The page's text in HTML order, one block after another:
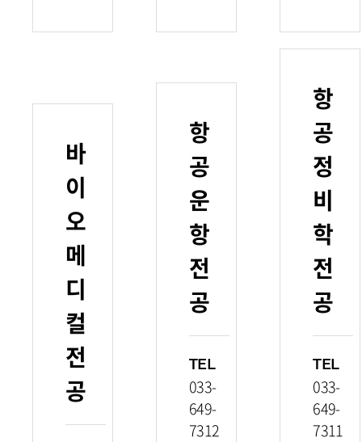
바
이
오
메
디
컬
전
공
항
공
운
항
전
공
TEL
033-
649-
7312
항
공
정
비
학
전
공
TEL
033-
649-
7311